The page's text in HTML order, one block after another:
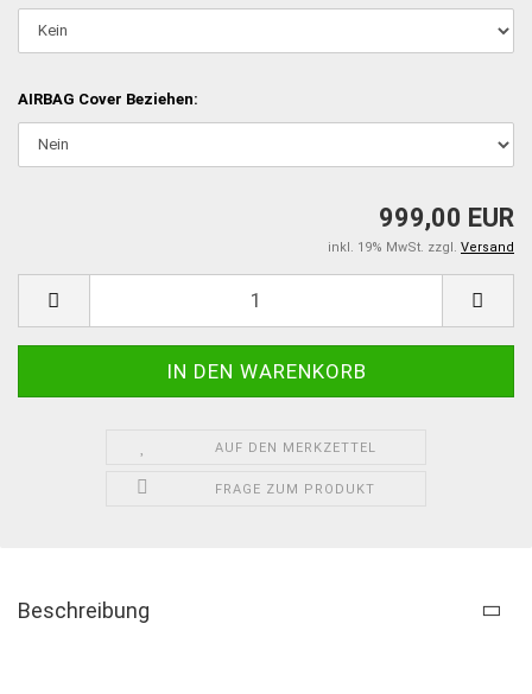
AIRBAG Cover Beziehen:
999,00 EUR
inkl. 19% MwSt. zzgl. Versand
AUF DEN MERKZETTEL
FRAGE ZUM PRODUKT
Beschreibung